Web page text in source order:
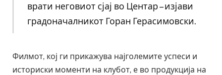
врати неговиот сјај во Центар – изјави
градоначалникот Горан Герасимовски.
Филмот, кој ги прикажува најголемите успеси и
историски моменти на клубот, е во продукција на